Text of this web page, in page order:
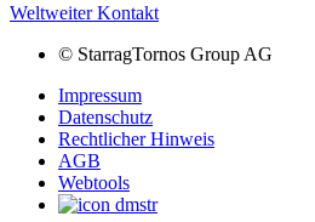
Weltweiter Kontakt
© StarragTornos Group AG
Impressum
Datenschutz
Rechtlicher Hinweis
AGB
Webtools